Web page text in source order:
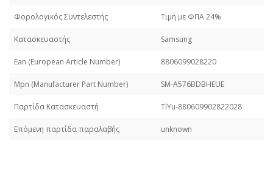
Φορολογικός Συντελεστής Τιμή με ΦΠΑ 24%
Κατασκευαστής Samsung
Εan (European Article Number) 8806099028220
Mpn (Manufacturer Part Number) SM-A576BDBHEUE
Παρτίδα Κατασκευαστή TlYu-880609902822028
Επόμενη παρτίδα παραλαβής unknown